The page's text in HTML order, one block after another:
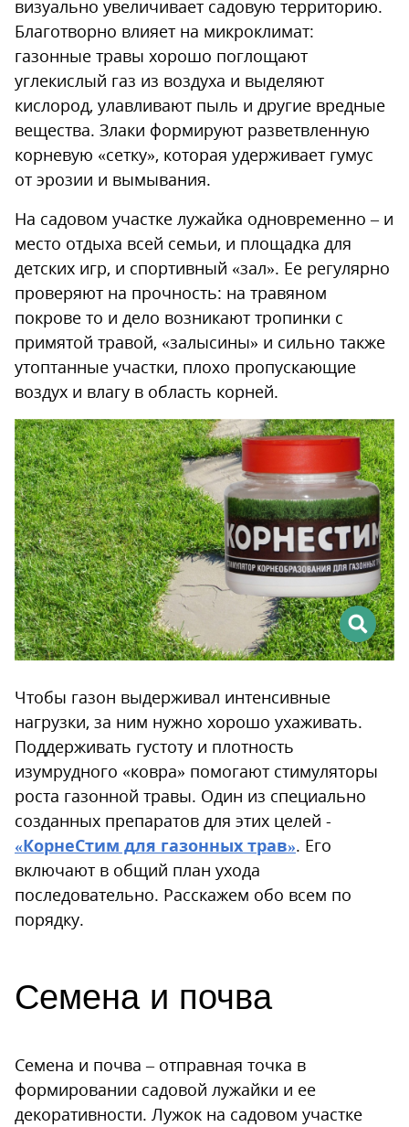
визуально увеличивает садовую территорию.
Благотворно влияет на микроклимат:
газонные травы хорошо поглощают
углекислый газ из воздуха и выделяют
кислород, улавливают пыль и другие вредные
вещества. Злаки формируют разветвленную
корневую «сетку», которая удерживает гумус
от эрозии и вымывания.
На садовом участке лужайка одновременно – и
место отдыха всей семьи, и площадка для
детских игр, и спортивный «зал». Ее регулярно
проверяют на прочность: на травяном
покрове то и дело возникают тропинки с
примятой травой, «залысины» и сильно также
утоптанные участки, плохо пропускающие
воздух и влагу в область корней.
Чтобы газон выдерживал интенсивные
нагрузки, за ним нужно хорошо ухаживать.
Поддерживать густоту и плотность
изумрудного «ковра» помогают стимуляторы
роста газонной травы. Один из специально
созданных препаратов для этих целей -
«КорнеСтим для газонных трав». Его
включают в общий план ухода
последовательно. Расскажем обо всем по
порядку.
Семена и почва
Семена и почва – отправная точка в
формировании садовой лужайки и ее
декоративности. Лужок на садовом участке